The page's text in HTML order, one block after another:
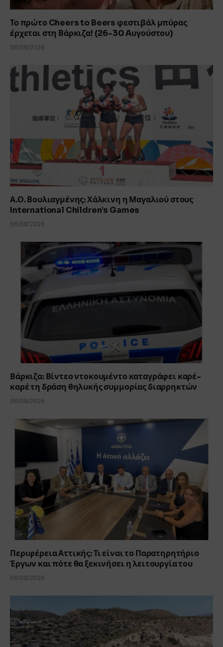
Το πρώτο Cheers to Beers φεστιβάλ μπύρας
έρχεται στη Βάρκιζα! (26-30 Aυγούστου)
06/08/2026
Α.Ο. Βουλιαγμένης: Χάλκινη η Μαγαλιού στους
International Children’s Games
06/08/2026
Βάρκιζα: Βίντεο ντοκουμέντο καταγράφει καρέ-
καρέ τη δράση θηλυκής συμμορίας διαρρηκτών
06/08/2026
Περιφέρεια Αττικής: Τι είναι το Παρατηρητήριο
Έργων και πότε θα ξεκινήσει η λειτουργία του
06/08/2026